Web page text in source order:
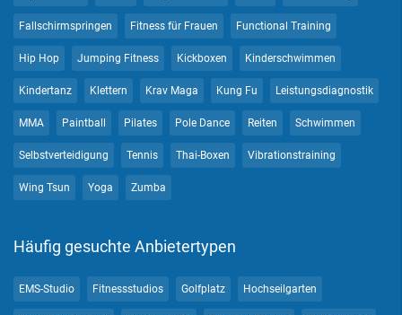
Fallschirmspringen Fitness für Frauen Functional Training
Hip Hop Jumping Fitness Kickboxen Kinderschwimmen
Kindertanz Klettern Krav Maga Kung Fu Leistungsdiagnostik
MMA Paintball Pilates Pole Dance Reiten Schwimmen
Selbstverteidigung Tennis Thai-Boxen Vibrationstraining
Wing Tsun Yoga Zumba
Häufig gesuchte Anbietertypen
EMS-Studio Fitnessstudios Golfplatz Hochseilgarten